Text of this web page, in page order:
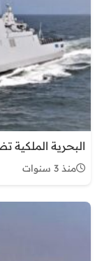
البحرية
منذ 3 سنوات